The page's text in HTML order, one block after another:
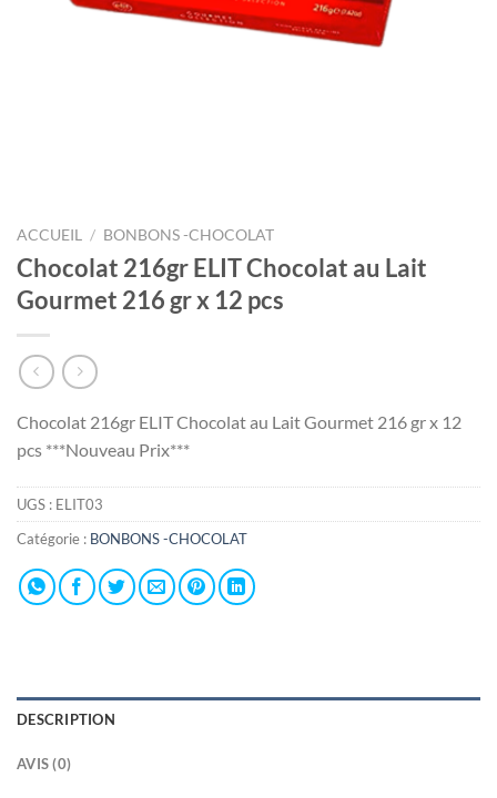
ACCUEIL / BONBONS -CHOCOLAT
Chocolat 216gr ELIT Chocolat au Lait
Gourmet 216 gr x 12 pcs
Chocolat 216gr ELIT Chocolat au Lait Gourmet 216 gr x 12
pcs ***Nouveau Prix***
UGS : ELIT03
Catégorie : BONBONS -CHOCOLAT
DESCRIPTION
AVIS (0)